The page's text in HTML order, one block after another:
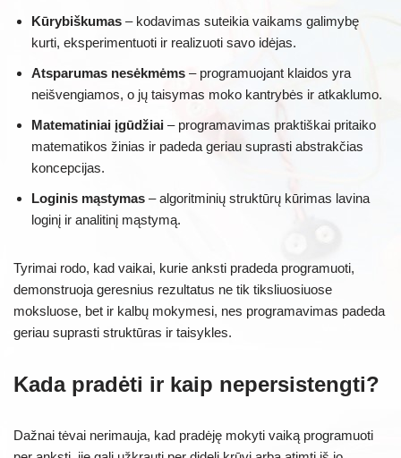
Kūrybiškumas – kodavimas suteikia vaikams galimybę
kurti, eksperimentuoti ir realizuoti savo idėjas.
Atsparumas nesėkmėms – programuojant klaidos yra
neišvengiamos, o jų taisymas moko kantrybės ir atkaklumo.
Matematiniai įgūdžiai – programavimas praktiškai pritaiko
matematikos žinias ir padeda geriau suprasti abstrakčias
koncepcijas.
Loginis mąstymas – algoritminių struktūrų kūrimas lavina
loginį ir analitinį mąstymą.
Tyrimai rodo, kad vaikai, kurie anksti pradeda programuoti,
demonstruoja geresnius rezultatus ne tik tiksliuosiuose
moksluose, bet ir kalbų mokymesi, nes programavimas padeda
geriau suprasti struktūras ir taisykles.
Kada pradėti ir kaip nepersistengti?
Dažnai tėvai nerimauja, kad pradėję mokyti vaiką programuoti